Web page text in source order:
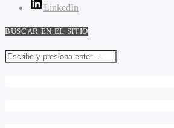
LinkedIn
BUSCAR EN EL SITIO